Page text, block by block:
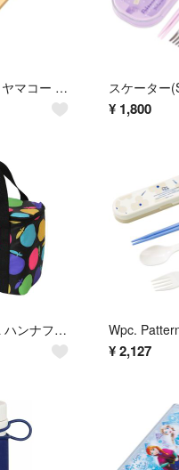
【特価商品】ヤマコー 押し型 ひのき 押寿司器トレー 10切用 約40×9.4×
¥ 1,800
Hannna Hula ハンナフラ TNS-WC 保温保冷バッグ
¥ 2,127